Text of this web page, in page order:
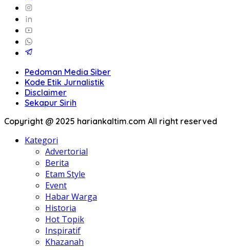
Pedoman Media Siber
Kode Etik Jurnalistik
Disclaimer
Sekapur Sirih
Copyright @ 2025 hariankaltim.com All right reserved
Kategori
Advertorial
Berita
Etam Style
Event
Habar Warga
Historia
Hot Topik
Inspiratif
Khazanah